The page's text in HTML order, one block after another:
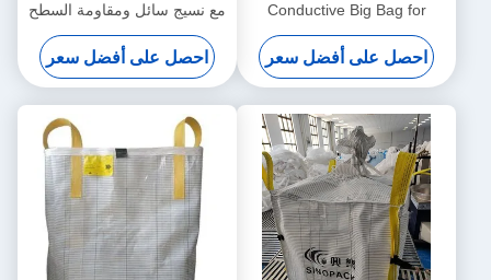
Conductive Big Bag for
Supply Chain Management
احصل على أفضل سعر
مع نسيج سائل ومقاومة السطح
احصل على أفضل سعر